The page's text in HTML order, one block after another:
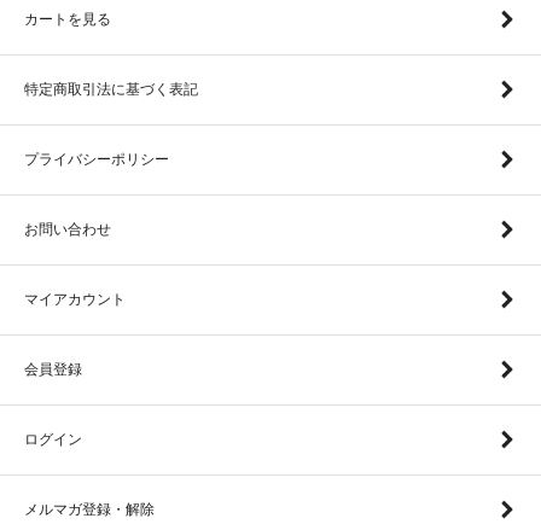
カートを見る
特定商取引法に基づく表記
プライバシーポリシー
お問い合わせ
マイアカウント
会員登録
ログイン
メルマガ登録・解除